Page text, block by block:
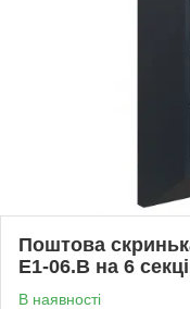
Поштова
Е1-06.B на 6
В наявності